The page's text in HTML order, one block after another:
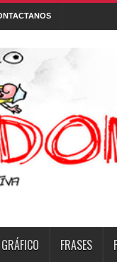
NIEMBRO
FRASES